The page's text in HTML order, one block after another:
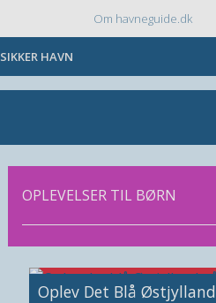
Om havneguide.dk
SIKKER HAVN
OPLEVELSER TIL BØRN
Image
Oplev Det Blå Østjylland